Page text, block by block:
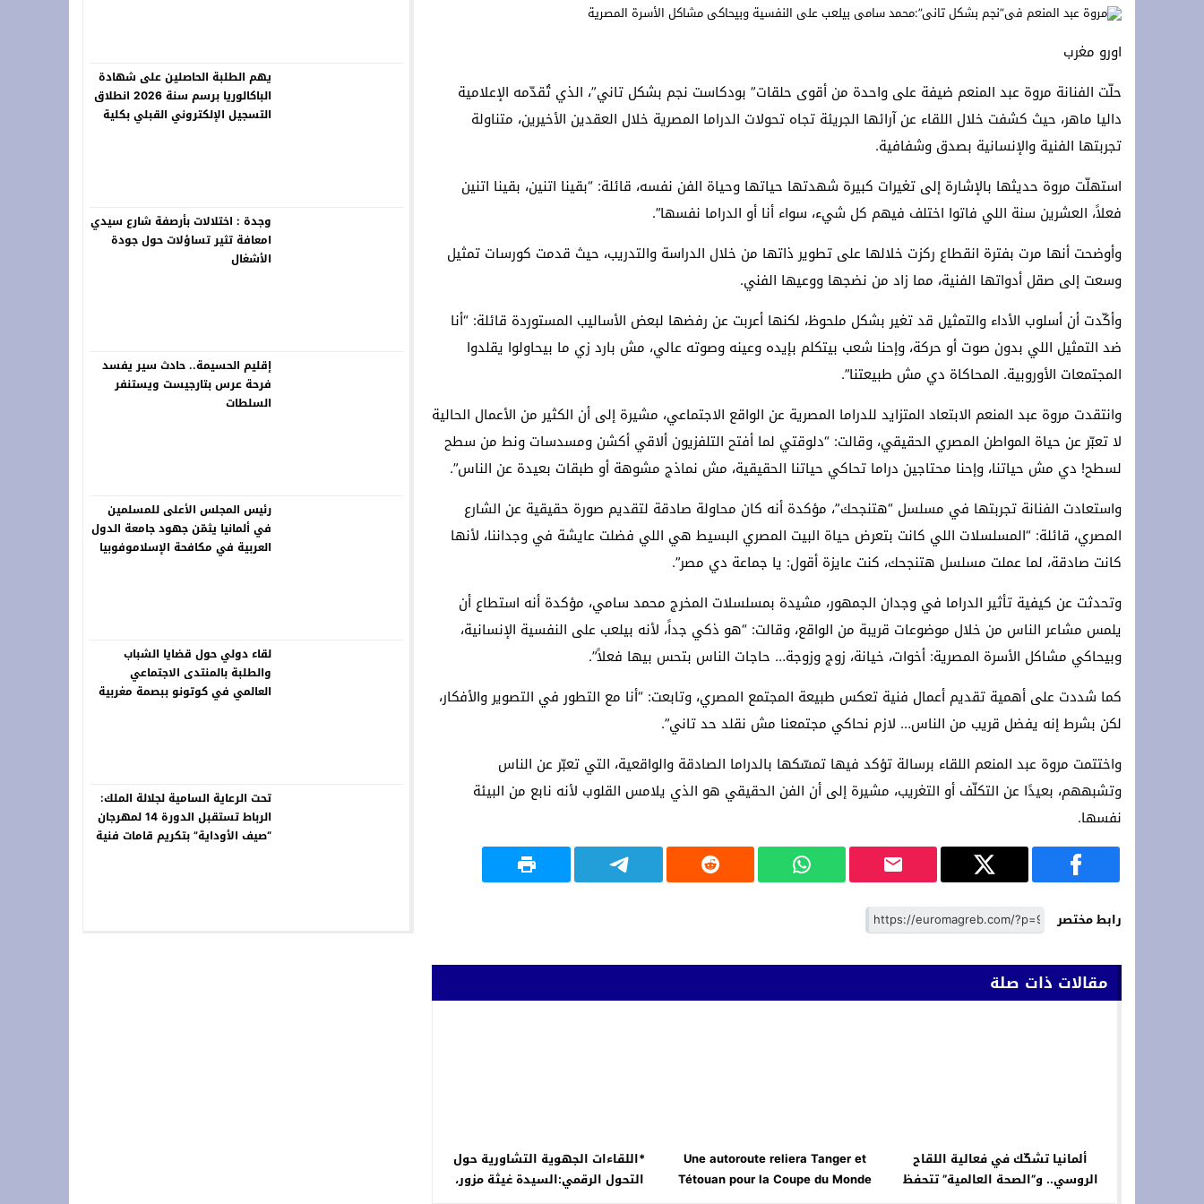
تحت الرعاية السامية لجلالة الملك: الرباط تستقبل الدورة 14 لمهرجان “صيف الأوداية” بتكريم قامات فنية سامقة
Face à une pétition espagnole, Bruxelles défend ses accords agricoles avec le royaume
السعودية: انطلاق فعاليات “المزاد الدولي لمزارع إنتاج الصقور 2026”
اورو مغرب
حلّت الفنانة مروة عبد المنعم ضيفة على واحدة من أقوى حلقات” بودكاست نجم بشكل تاني”، الذي تُقدّمه الإعلامية
داليا ماهر، حيث كشفت خلال اللقاء عن آرائها الجريئة تجاه تحولات الدراما المصرية خلال العقدين الأخيرين، متناولة
تجربتها الفنية والإنسانية بصدق وشفافية.
استهلّت مروة حديثها بالإشارة إلى تغيرات كبيرة شهدتها حياتها وحياة الفن نفسه، قائلة: “بقينا اتنين، بقينا اتنين
فعلاً، العشرين سنة اللي فاتوا اختلف فيهم كل شيء، سواء أنا أو الدراما نفسها”.
وأوضحت أنها مرت بفترة انقطاع ركزت خلالها على تطوير ذاتها من خلال الدراسة والتدريب، حيث قدمت كورسات تمثيل
وسعت إلى صقل أدواتها الفنية، مما زاد من نضجها ووعيها الفني.
وأكّدت أن أسلوب الأداء والتمثيل قد تغير بشكل ملحوظ، لكنها أعربت عن رفضها لبعض الأساليب المستوردة قائلة: “أنا
ضد التمثيل اللي بدون صوت أو حركة، وإحنا شعب بيتكلم بإيده وعينه وصوته عالي، مش بارد زي ما بيحاولوا يقلدوا
المجتمعات الأوروبية. المحاكاة دي مش طبيعتنا”.
وانتقدت مروة عبد المنعم الابتعاد المتزايد للدراما المصرية عن الواقع الاجتماعي، مشيرة إلى أن الكثير من الأعمال الحالية
لا تعبّر عن حياة المواطن المصري الحقيقي، وقالت: “دلوقتي لما أفتح التلفزيون ألاقي أكشن ومسدسات ونط من سطح
لسطح! دي مش حياتنا، وإحنا محتاجين دراما تحاكي حياتنا الحقيقية، مش نماذج مشوهة أو طبقات بعيدة عن الناس”.
واستعادت الفنانة تجربتها في مسلسل “هتنجحك”، مؤكدة أنه كان محاولة صادقة لتقديم صورة حقيقية عن الشارع
المصري، قائلة: “المسلسلات اللي كانت بتعرض حياة البيت المصري البسيط هي اللي فضلت عايشة في وجداننا، لأنها
كانت صادقة، لما عملت مسلسل هتنجحك، كنت عايزة أقول: يا جماعة دي مصر”.
وتحدثت عن كيفية تأثير الدراما في وجدان الجمهور، مشيدة بمسلسلات المخرج محمد سامي، مؤكدة أنه استطاع أن
يلمس مشاعر الناس من خلال موضوعات قريبة من الواقع، وقالت: “هو ذكي جداً، لأنه بيلعب على النفسية الإنسانية،
وبيحاكي مشاكل الأسرة المصرية: أخوات، خيانة، زوج وزوجة… حاجات الناس بتحس بيها فعلاً”.
كما شددت على أهمية تقديم أعمال فنية تعكس طبيعة المجتمع المصري، وتابعت: “أنا مع التطور في التصوير والأفكار،
لكن بشرط إنه يفضل قريب من الناس… لازم نحاكي مجتمعنا مش نقلد حد تاني”.
واختتمت مروة عبد المنعم اللقاء برسالة تؤكد فيها تمسّكها بالدراما الصادقة والواقعية، التي تعبّر عن الناس
وتشبههم، بعيدًا عن التكلّف أو التغريب، مشيرة إلى أن الفن الحقيقي هو الذي يلامس القلوب لأنه نابع من البيئة
نفسها.
رابط مختصر
مقالات ذات صلة
ألمانيا تشكّك في فعالية اللقاح
الروسي.. و”الصحة العالمية” تتحفظ
Une autoroute reliera Tanger et
Tétouan pour la Coupe du Monde
*اللقاءات الجهوية التشاورية حول
التحول الرقمي:السيدة غيثة مزور،
يهم الطلبة الحاصلين على شهادة
الباكالوريا برسم سنة 2026 انطلاق
التسجيل الإلكتروني القبلي بكلية
وجدة : اختلالات بأرصفة شارع سيدي
امعافة تثير تساؤلات حول جودة
الأشغال
إقليم الحسيمة.. حادث سير يفسد
فرحة عرس بتارجيست ويستنفر
السلطات
رئيس المجلس الأعلى للمسلمين
في ألمانيا يثمّن جهود جامعة الدول
العربية في مكافحة الإسلاموفوبيا
لقاء دولي حول قضايا الشباب
والطلبة بالمنتدى الاجتماعي
العالمي في كوتونو ببصمة مغربية
تحت الرعاية السامية لجلالة الملك:
الرباط تستقبل الدورة 14 لمهرجان
“صيف الأوداية” بتكريم قامات فنية